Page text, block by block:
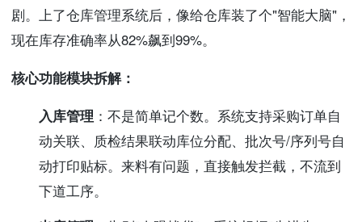
剧。上了仓库管理系统后，像给仓库装了个"智能大脑"，
现在库存准确率从82%飙到99%。
核心功能模块拆解：
入库管理 ：不是简单记个数。系统支持采购订单自
动关联、质检结果联动库位分配、批次号/序列号自
动打印贴标。来料有问题，直接触发拦截，不流到
下道工序。